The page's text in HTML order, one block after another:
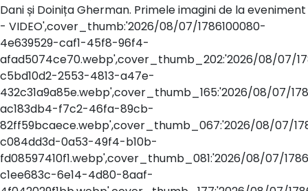
Dani și Doinița Gherman. Primele imagini de la eveniment
- VIDEO',cover_thumb:'2026/08/07/1786100080-
4e639529-caf1-45f8-96f4-
afad5074ce70.webp',cover_thumb_202:'2026/08/07/
c5bd10d2-2553-4813-a47e-
432c31a9a85e.webp',cover_thumb_165:'2026/08/07/
ac183db4-f7c2-46fa-89cb-
82ff59bcaece.webp',cover_thumb_067:'2026/08/07/
c084dd3d-0a53-49f4-b10b-
fd08597410f1.webp',cover_thumb_081:'2026/08/07/
c1ee683c-6e14-4d80-8aaf-